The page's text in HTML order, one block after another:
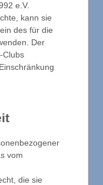
e.V.
kann sie
des für die
Der
Clubs
vom
die sie